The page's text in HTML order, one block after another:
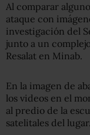
Al comparar
ataque con
investigación del
junto a un
Resalat en Minab.
En la imagen de
los videos en el
al predio de la
satelitales del lugar.